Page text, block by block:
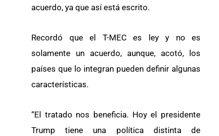
acuerdo, ya que así está escrito.
Recordó que el T-MEC es ley y no es
solamente un acuerdo, aunque, acotó, los
países que lo integran pueden definir algunas
características.
“El tratado nos beneficia. Hoy el presidente
Trump tiene una política distinta de